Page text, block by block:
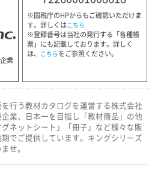
業
※国税庁のHPからもご確認いただけま
す。詳しくはこちら
※登録番号は当社の発行する「各種帳
票」にも記載しております。詳しく
は、 こちらをご参照ください。
行う教材カタログを運営する株式会社
業、日本一を目指し「教材商品」の他
ネットシート」「冊子」など様々な販
でご提供しています。キングシリーズ
せ。